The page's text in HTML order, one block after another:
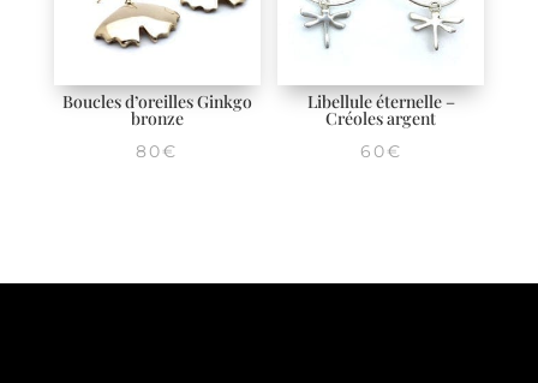
Boucles d’oreilles Ginkgo
bronze
80€
Libellule éternelle –
Créoles argent
60€